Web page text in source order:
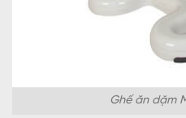
Ghế ăn dặm